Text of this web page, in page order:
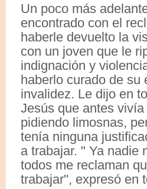
Un poco más
encontrado con el
haberle devuelto la
con un joven que le
indignación y
haberlo curado de su
invalidez. Le dijo en
Jesús que antes
pidiendo limosnas,
tenía ninguna
a trabajar. " Ya nadie
todos me reclaman
trabajar", expresó en